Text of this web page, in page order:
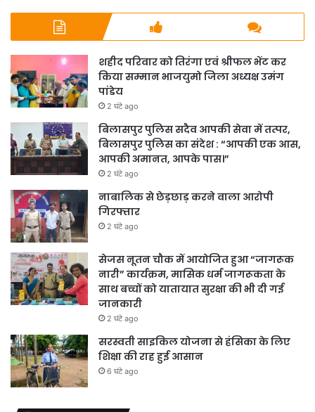
शहीद परिवार को तिरंगा एवं श्रीफल भेंट कर
किया सम्मान भाजयुमो जिला अध्यक्ष उमंग
पांडेय
2 घंटे ago
बिलासपुर पुलिस सदैव आपकी सेवा में तत्पर,
बिलासपुर पुलिस का संदेश : “आपकी एक आस,
आपकी अमानत, आपके पास।”
2 घंटे ago
नाबालिक से छेड़छाड़ करने वाला आरोपी
गिरफ्तार
2 घंटे ago
सेजस नूतन चौक में आयोजित हुआ “जागरूक
नारी” कार्यक्रम, मासिक धर्म जागरूकता के
साथ बच्चों को यातायात सुरक्षा की भी दी गई
जानकारी
2 घंटे ago
सरस्वती साइकिल योजना से हंसिका के लिए
शिक्षा की राह हुई आसान
6 घंटे ago